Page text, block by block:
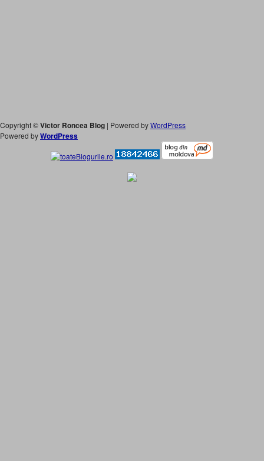
Copyright ©Victor Roncea Blog | Powered byWordPress
Powered byWordPress